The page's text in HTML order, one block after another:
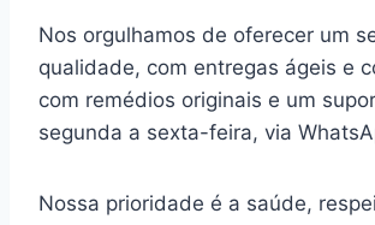
Nos orgulhamos de oferecer um
qualidade, com entregas ágeis e
com remédios originais e um
segunda a sexta-feira, via
Nossa prioridade é a saúde,